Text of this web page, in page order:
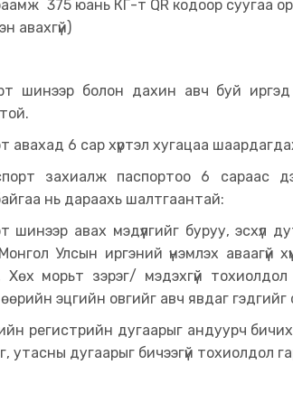
375 юань КГ-т QR кодоор суугаа
авахгүй)
шинээр болон дахин авч буй иргэд
авахад 6 сар хүртэл хугацаа
захиалж паспортоо 6 сараас
нь дараахь шалтгаантай:
шинээр авах мэдүүлгийг буруу, эсхүл
Улсын иргэний үнэмлэх аваагүй
морьт зэрэг/ мэдэхгүй
өөрийн эцгийн овгийг авч явдаг гэдгийг
регистрийн дугаарыг андуурч
утасны дугаарыг бичээгүй тохиолдол